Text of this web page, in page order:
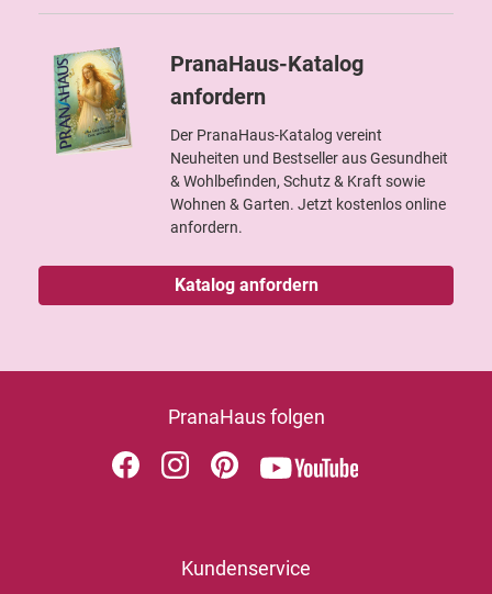
PranaHaus-Katalog
anfordern
Der PranaHaus-Katalog vereint
Neuheiten und Bestseller aus Gesundheit
& Wohlbefinden, Schutz & Kraft sowie
Wohnen & Garten. Jetzt kostenlos online
anfordern.
Katalog anfordern
PranaHaus folgen
Kundenservice